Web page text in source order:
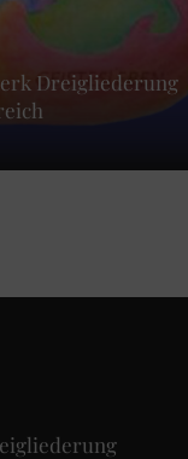
Dreigliederung